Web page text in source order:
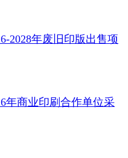
2028年废旧印版出售项
年商业印刷合作单位采